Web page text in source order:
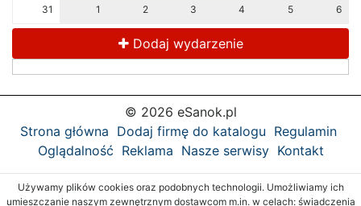
31 1 2 3 4 5 6
Dodaj wydarzenie
© 2026 eSanok.pl
Strona główna Dodaj firmę do katalogu Regulamin
Oglądalność Reklama Nasze serwisy Kontakt
Używamy plików cookies oraz podobnych technologii. Umożliwiamy ich
umieszczanie naszym zewnętrznym dostawcom m.in. w celach: świadczenia